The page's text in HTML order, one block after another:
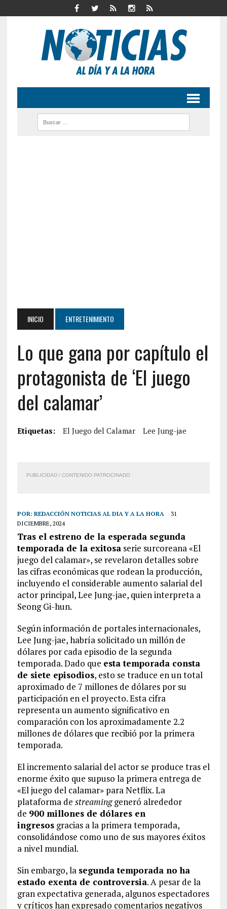
INICIO ENTRETENIMIENTO
Lo que gana por capítulo el
protagonista de ‘El juego
del calamar’
Etiquetas: El Juego del Calamar Lee Jung-jae
PUBLICIDAD / CONTENIDO PATROCINADO
POR: REDACCIÓN NOTICIAS AL DIA Y A LA HORA
31
DICIEMBRE, 2024
Tras el estreno de la esperada segunda
temporada de la exitosaserie surcoreana «El
juego del calamar», se revelaron detalles sobre
las cifras económicas que rodean la producción,
incluyendo el considerable aumento salarial del
actor principal, Lee Jung-jae, quien interpreta a
Seong Gi-hun.
Según información de portales internacionales,
Lee Jung-jae, habría solicitado un millón de
dólares por cada episodio de la segunda
temporada. Dado que esta temporada consta
de siete episodios, esto se traduce en un total
aproximado de 7 millones de dólares por su
participación en el proyecto. Esta cifra
representa un aumento significativo en
comparación con los aproximadamente 2.2
millones de dólares que recibió por la primera
temporada.
El incremento salarial del actor se produce tras el
enorme éxito que supuso la primera entrega de
«El juego del calamar» para Netflix. La
plataforma de streaminggeneró alrededor
de 900 millones de dólares en
ingresosgracias a la primera temporada,
consolidándose como uno de sus mayores éxitos
a nivel mundial.
Sin embargo, la segunda temporada no ha
estado exenta de controversia. A pesar de la
gran expectativa generada, algunos espectadores
y críticos han expresado comentarios negativos